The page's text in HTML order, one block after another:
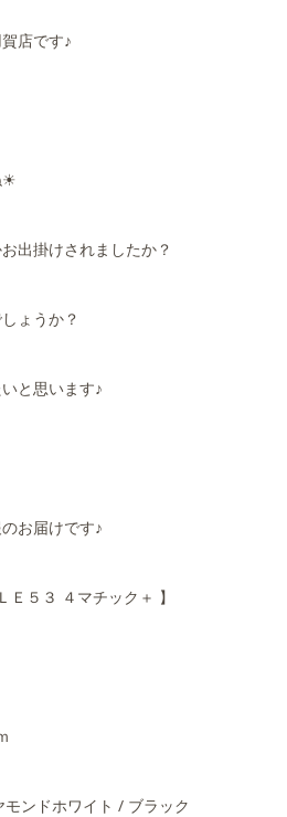
店です♪
☀
出掛けされましたか？
ょうか？
と思います♪
お届けです♪
５３ ４マチック＋ 】
ンドホワイト / ブラック